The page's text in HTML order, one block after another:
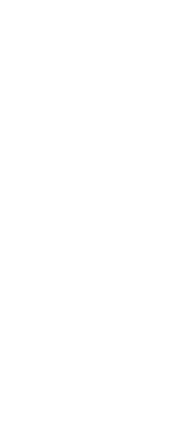
Werbung
personalisierter Werbung
Inhalten
Statistiken oder Kombinationen von
der Angebote